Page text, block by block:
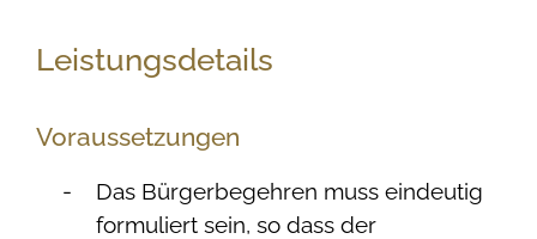
Leistungsdetails
Voraussetzungen
Das Bürgerbegehren muss eindeutig
formuliert sein, so dass der